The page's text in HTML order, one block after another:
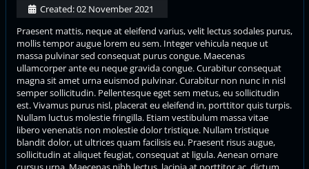
Created: 02 November 2021
Praesent mattis, neque at eleifend varius, velit lectus sodales purus,
mollis tempor augue lorem eu sem. Integer vehicula neque ut
massa pulvinar sed consequat purus congue. Maecenas
ullamcorper ante eu neque gravida congue. Curabitur consequat
magna sit amet urna euismod pulvinar. Curabitur non nunc in nisl
semper sollicitudin. Pellentesque eget sem metus, eu sollicitudin
est. Vivamus purus nisl, placerat eu eleifend in, porttitor quis turpis.
Nullam luctus molestie fringilla. Etiam vestibulum massa vitae
libero venenatis non molestie dolor tristique. Nullam tristique
blandit dolor, ut ultrices quam facilisis eu. Praesent risus augue,
sollicitudin at aliquet feugiat, consequat at ligula. Aenean ornare